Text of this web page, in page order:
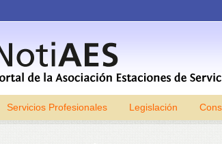
Servicios Profesionales Legislación